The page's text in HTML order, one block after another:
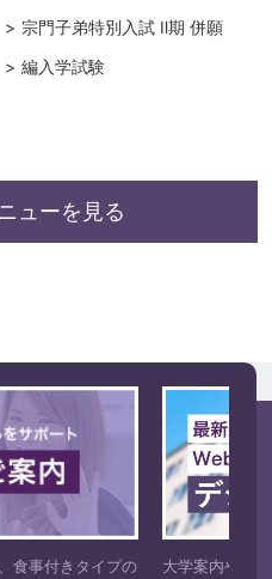
宗門子弟特別入試 Ⅱ期 併願
編入学試験
ューを見る
食事付きタイプの
大学案内や入